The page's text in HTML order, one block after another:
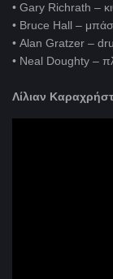
• Gary Richrath –
• Bruce Hall –
• Alan Gratzer –
• Neal Doughty –
Λίλιαν